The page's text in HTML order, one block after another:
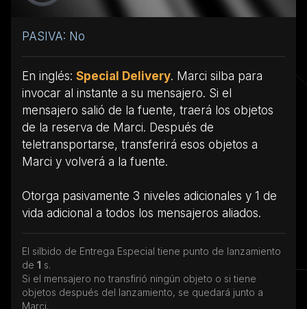
PASIVA: No
En inglés: Special Delivery. Marci silba para
invocar al instante a su mensajero. Si el
mensajero salió de la fuente, traerá los objetos
de la reserva de Marci. Después de
teletransportarse, transferirá esos objetos a
Marci y volverá a la fuente.
Otorga pasivamente 3 niveles adicionales y 1 de
vida adicional a todos los mensajeros aliados.
El silbido de Entrega Especial tiene punto de lanzamiento
de 1 s.
Si el mensajero no transfirió ningún objeto o si tiene
objetos después del lanzamiento, se quedará junto a
Marci.